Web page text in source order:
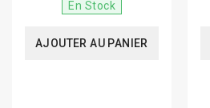
En Stock
AJOUTER AU PANIER